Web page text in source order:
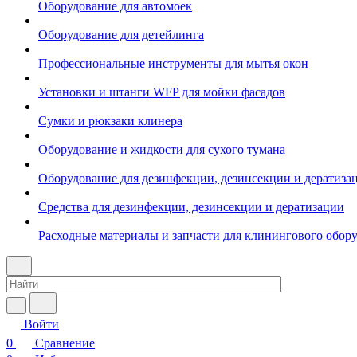
Оборудование для автомоек
Оборудование для детейлинга
Профессиональные инструменты для мытья окон
Установки и штанги WFP для мойки фасадов
Сумки и рюкзаки клинера
Оборудование и жидкости для сухого тумана
Оборудование для дезинфекции, дезинсекции и
Средства для дезинфекции, дезинсекции и дератизации
Расходные материалы и запчасти для клинингового
Войти
0
Сравнение